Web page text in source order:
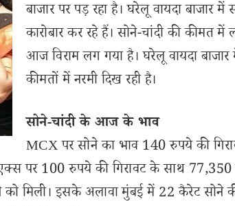
बाजार पर पड़ रहा है। घरेलू वायदा बाजार में
कारोबार कर रहे हैं। सोने-चांदी की कीमत में
आज विराम लग गया है। घरेलू वायदा
कीमतों में नरमी दिख रही है।
सोने-चांदी के आज के भाव
MCX पर सोने का भाव 140 रुपये की
पर 100 रुपये की गिरावट के साथ
को मिली। इसके अलावा मुंबई में 22 कैरेट